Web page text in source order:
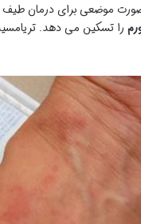
موضعی برای درمان طیف
را تسکین می دهد.